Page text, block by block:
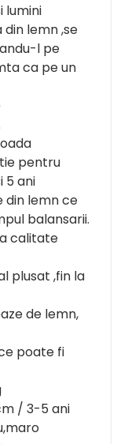
lumini
lemn ,se
l pe
ca pe un
pentru
5 ani
din lemn ce
balansarii.
calitate
plusat ,fin la
de lemn,
poate fi
/ 3-5 ani